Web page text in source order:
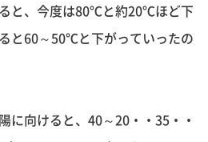
と、今度は80℃と約20℃ほど下
と60～50℃と下がっていったの
に向けると、40～20・・35・・